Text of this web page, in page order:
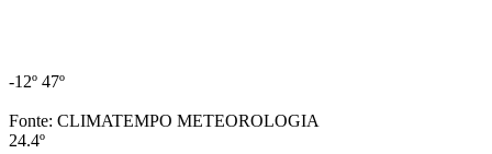
-12º 47º
Fonte: CLIMATEMPO METEOROLOGIA
24.4º